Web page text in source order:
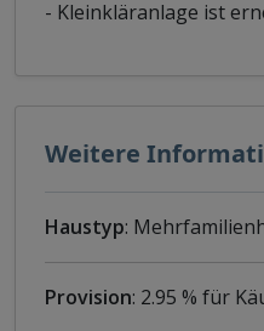
- Kleinkläranlage ist
Weitere
Haustyp:
Provision: 2.95 % für